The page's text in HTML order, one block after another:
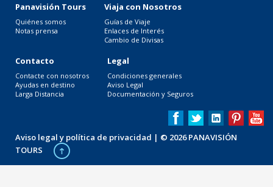
Panavisión Tours
Quiénes somos
Notas prensa
Viaja con Nosotros
Guías de Viaje
Enlaces de Interés
Cambio de Divisas
Contacto
Contacte con nosotros
Ayudas en destino
Larga Distancia
Legal
Condiciones generales
Aviso Legal
Documentación y Seguros
Aviso legal y política de privacidad | © 2026 PANAVISIÓN
TOURS